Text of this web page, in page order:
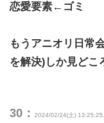
恋愛要素←ゴミ
もうアニオリ日常
を解決)しか見ど
30： 2024/02/24(土)